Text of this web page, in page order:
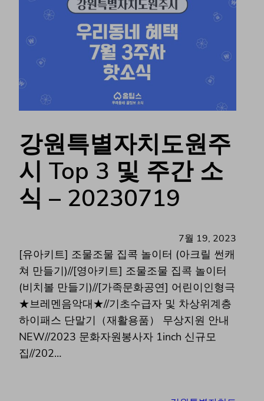
강원특별자치도원주
시 Top 3 및 주간 소
식 – 20230719
7월 19, 2023
[유아키트] 조물조물 집콕 놀이터 (아크릴 썬캐
쳐 만들기)//[영아키트] 조물조물 집콕 놀이터
(비치볼 만들기)//[가족문화공연] 어린이인형극
★브레멘음악대★//기초수급자 및 차상위계층
하이패스 단말기（재활용품） 무상지원 안내
NEW//2023 문화자원봉사자 1inch 신규모
집//202…